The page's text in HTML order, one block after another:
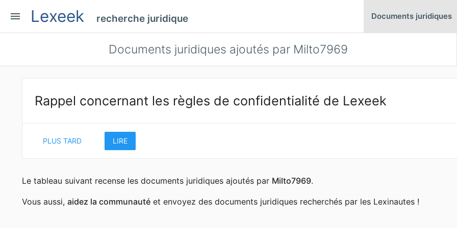
menu Lexeek recherche juridique Documents juridiques
Documents juridiques ajoutés par Milto7969
Rappel concernant les règles de confidentialité de Lexeek
PLUS TARD LIRE
Le tableau suivant recense les documents juridiques ajoutés par Milto7969.
Vous aussi,aidez la communauté et envoyez des documents juridiques recherchés par les Lexinautes !